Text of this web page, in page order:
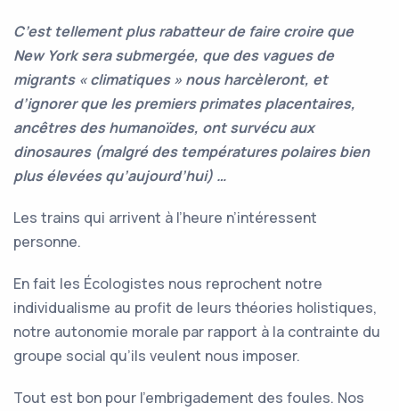
C’est tellement plus rabatteur de faire croire que
New York sera submergée, que des vagues de
migrants « climatiques » nous harcèleront, et
d’ignorer que les premiers primates placentaires,
ancêtres des humanoïdes, ont survécu aux
dinosaures (malgré des températures polaires bien
plus élevées qu’aujourd’hui) …
Les trains qui arrivent à l’heure n’intéressent
personne.
En fait les Écologistes nous reprochent notre
individualisme au profit de leurs théories holistiques,
notre autonomie morale par rapport à la contrainte du
groupe social qu’ils veulent nous imposer.
Tout est bon pour l’embrigadement des foules. Nos